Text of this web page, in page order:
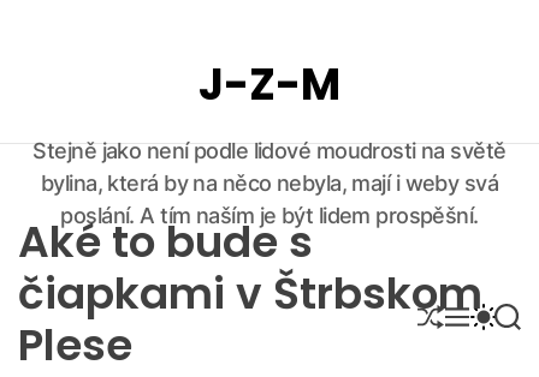
J-Z-M
Stejně jako není podle lidové moudrosti na světě
bylina, která by na něco nebyla, mají i weby svá
poslání. A tím naším je být lidem prospěšní.
S
H
M
E
S
W
S
E
Aké to bude s
čiapkami v Štrbskom
Plese